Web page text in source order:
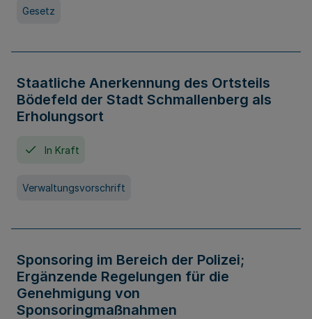
Gesetz
Staatliche Anerkennung des Ortsteils
Bödefeld der Stadt Schmallenberg als
Erholungsort
In Kraft
Verwaltungsvorschrift
Sponsoring im Bereich der Polizei;
Ergänzende Regelungen für die
Genehmigung von
Sponsoringmaßnahmen